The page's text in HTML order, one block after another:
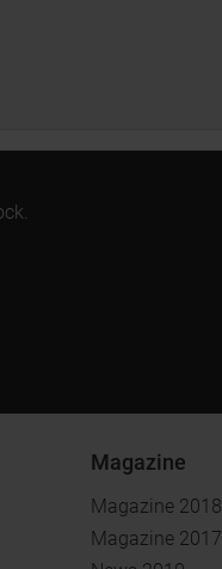
Magazine
Magazine 2018
Magazine 2017